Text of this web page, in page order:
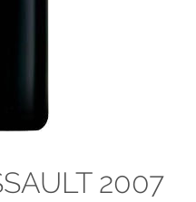
2007